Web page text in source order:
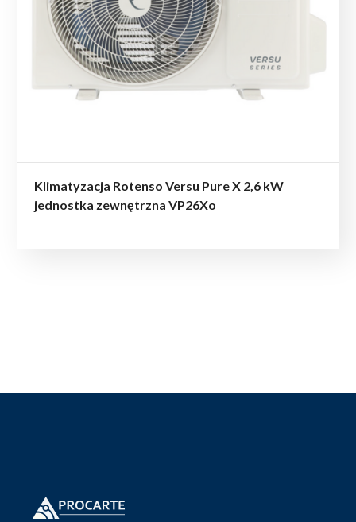
Klimatyzacja Rotenso Versu Pure X 2,6 kW
jednostka zewnętrzna VP26Xo